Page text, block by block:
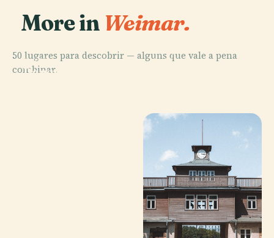
More in Weimar.
50 lugares para descobrir — alguns que vale a pena
combinar.
PLACE
Parque An Der
PLACE